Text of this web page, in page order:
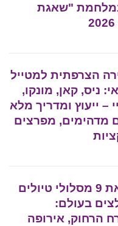
"שאגת
הצרפתית למטייל
ניס, קאן, מונקו,
– ייעוץ ומדריך מלא
מדהימים, מפרצים
קבלו את 9 מסלולי טיולים
בעולם:
הרחוק, אירופה